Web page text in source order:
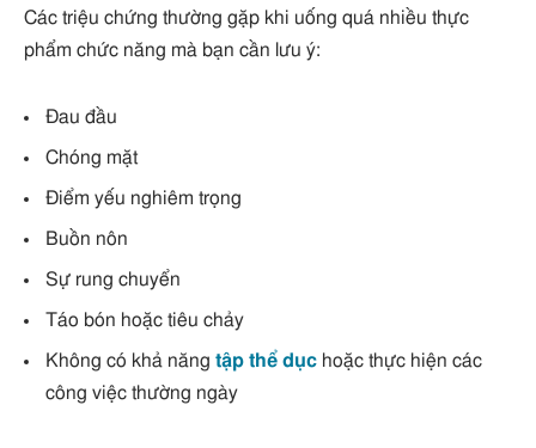
Các triệu chứng thường gặp khi uống quá nhiều thực
phẩm chức năng mà bạn cần lưu ý:
Đau đầu
Chóng mặt
Điểm yếu nghiêm trọng
Buồn nôn
Sự rung chuyển
Táo bón hoặc tiêu chảy
Không có khả năng tập thể dục hoặc thực hiện các
công việc thường ngày